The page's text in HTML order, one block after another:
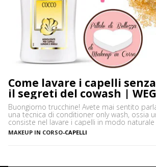
Come lavare i capelli
il segreti del cowash |
Buongiorno trucchine! Avete mai sentito
una tecnica di conditioner only wash, ossia
consiste nel lavare i capelli in modo
senza utilizzare lo shampoo, ma usando
zucchero di canna. Il Cowash è indicato per
MAKEUP IN CORSO-CAPELLI